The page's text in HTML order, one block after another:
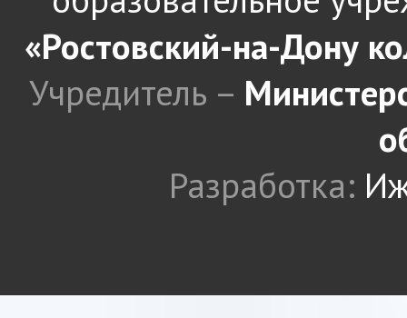
«Ростовский-на-Дону
Учредитель –
Разработка: